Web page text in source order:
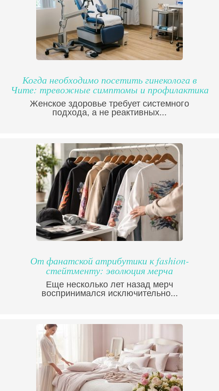
Когда необходимо посетить гинеколога в
Чите: тревожные симптомы и профилактика
Женское здоровье требует системного
подхода, а не реактивных...
От фанатской атрибутики к fashion-
стейтменту: эволюция мерча
Еще несколько лет назад мерч
воспринимался исключительно...